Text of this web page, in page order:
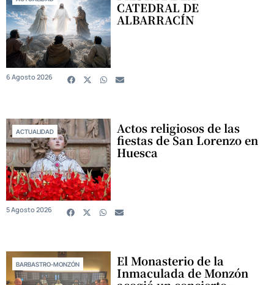
CATEDRAL DE
ALBARRACÍN
6 Agosto 2026
ACTUALIDAD Actos religiosos de las
fiestas de San Lorenzo en
Huesca
5 Agosto 2026
BARBASTRO-MONZÓN El Monasterio de la
Inmaculada de Monzón